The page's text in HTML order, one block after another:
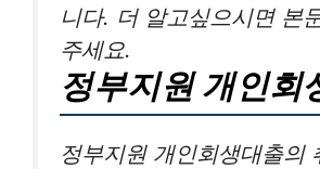
니다. 더 알고싶으시면 본
주세요.
정부지원 개인회
정부지원 개인회생대출의